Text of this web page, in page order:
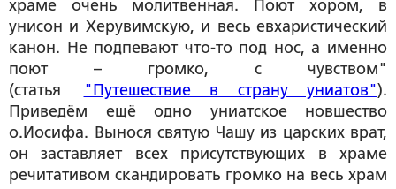
храме очень молитвенная. Поют хором, в
унисон и Херувимскую, и весь евхаристический
канон. Не подпевают что-то под нос, а именно
поют – громко, с чувством"
(статья
"Путешествие в страну униатов").
Приведём ещё одно униатское новшество
о.Иосифа. Вынося святую Чашу из царских врат,
он заставляет всех присутствующих в храме
речитативом скандировать громко на весь храм